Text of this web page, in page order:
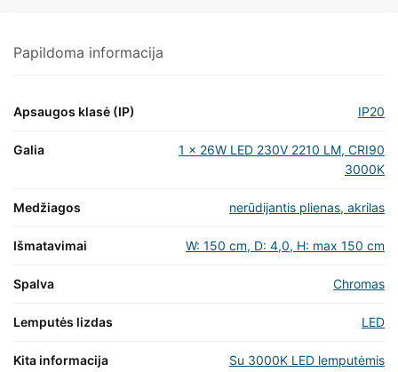
Papildoma informacija
Apsaugos klasė (IP) IP20
Galia
1 x 26W LED 230V 2210 LM, CRI90
3000K
Medžiagos nerūdijantis plienas, akrilas
Išmatavimai W: 150 cm, D: 4,0, H: max 150 cm
Spalva Chromas
Lemputės lizdas LED
Kita informacija Su 3000K LED lemputėmis